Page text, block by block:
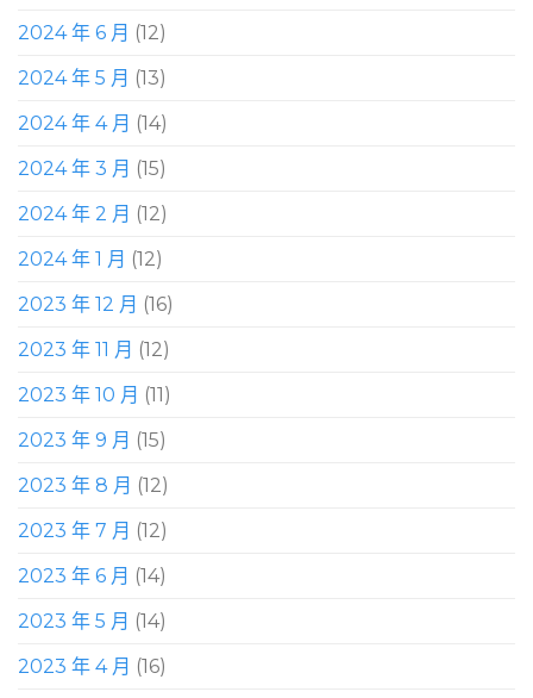
2024 年 6 月 (12)
2024 年 5 月 (13)
2024 年 4 月 (14)
2024 年 3 月 (15)
2024 年 2 月 (12)
2024 年 1 月 (12)
2023 年 12 月 (16)
2023 年 11 月 (12)
2023 年 10 月 (11)
2023 年 9 月 (15)
2023 年 8 月 (12)
2023 年 7 月 (12)
2023 年 6 月 (14)
2023 年 5 月 (14)
2023 年 4 月 (16)